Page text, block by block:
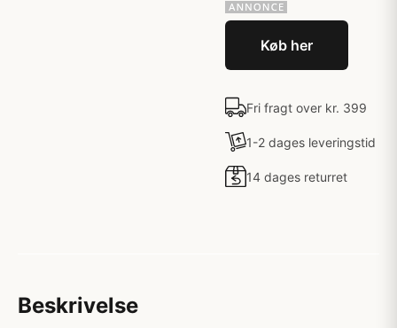
Køb her
Fri fragt over kr. 399
1-2 dages leveringstid
14 dages returret
Beskrivelse